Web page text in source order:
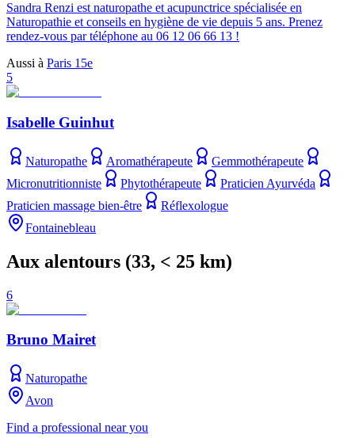
Sandra Renzi est naturopathe et acupunctrice spécialisée en
Naturopathie et conseils en hygiène de vie depuis 5 ans. Prenez
rendez-vous par téléphone au 06 12 06 66 13 !
Aussi à Paris 15e
5
Isabelle Guinhut
Naturopathe Aromathérapeute
Gemmothérapeute
Micronutritionniste
Phytothérapeute
Praticien Ayurvéda
Praticien massage bien-être
Réflexologue
Fontainebleau
Aux alentours (33, < 25 km)
6
Bruno Mairet
Naturopathe
Avon
Find a professional near you